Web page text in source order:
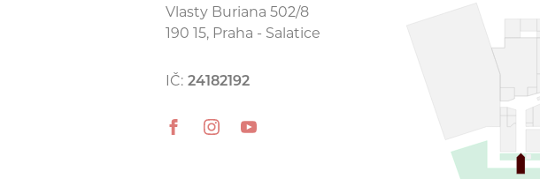
Vlasty Buriana 502/8
190 15, Praha - Salatice
IČ: 24182192